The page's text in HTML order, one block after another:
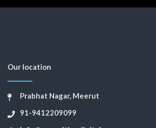
Our location
Prabhat Nagar, Meerut
91-9412209099